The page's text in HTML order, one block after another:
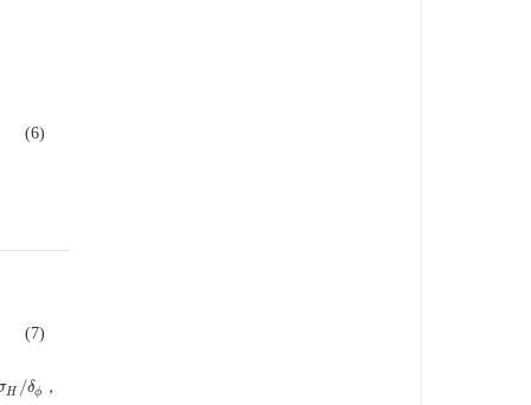
(6)
(7)
H /δϕ
/δϕ
，